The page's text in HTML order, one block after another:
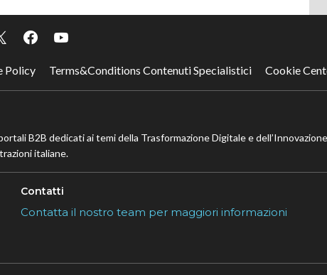
Policy Terms&Conditions Contenuti Specialistici Cookie
B2B dedicati ai temi della Trasformazione Digitale e
italiane.
Contatti
Contatta il nostro team per maggiori informazioni